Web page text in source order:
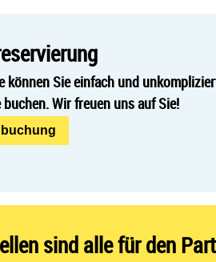
können Sie einfach und
Wir freuen uns auf Sie!
sind alle für den